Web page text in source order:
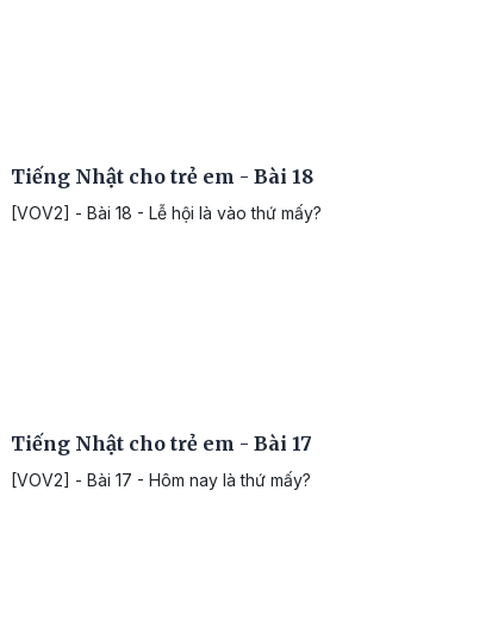
Tiếng Nhật cho trẻ em - Bài 18
[VOV2] - Bài 18 - Lễ hội là vào thứ mấy?
Tiếng Nhật cho trẻ em - Bài 17
[VOV2] - Bài 17 - Hôm nay là thứ mấy?